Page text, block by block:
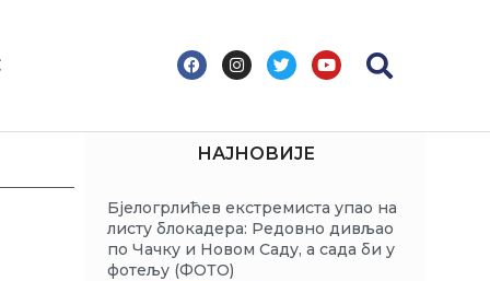
F
a
o
o
I
n
g
r
T
w
e
r
Y
o
b
НАЈНОВИЈЕ
Бјелогрлићев екстремиста упао на
листу блокадера: Редовно дивљао
по Чачку и Новом Саду, а сада би у
фотељу (ФОТО)